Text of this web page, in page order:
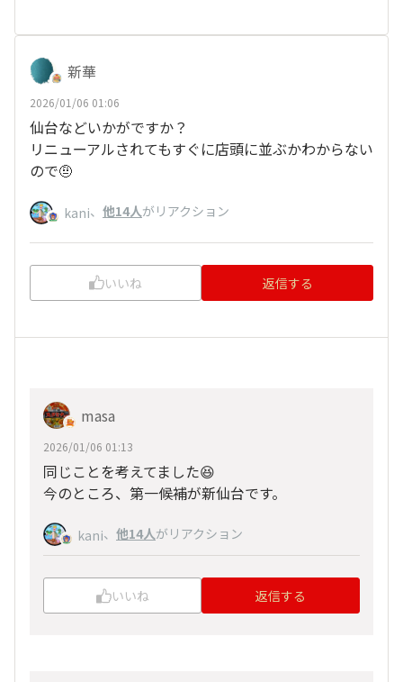
新華
2026/01/06 01:06
仙台などいかがですか？
リニューアルされてもすぐに店頭に並ぶかわからない
ので🤨
kani、 他14人がリアクション
いいね 返信する
masa
2026/01/06 01:13
同じことを考えてました😆
今のところ、第一候補が新仙台です。
kani、 他14人がリアクション
いいね 返信する